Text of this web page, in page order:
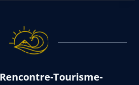
Tourisme-